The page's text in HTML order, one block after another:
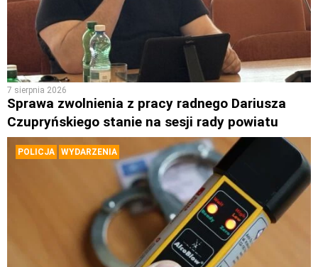
7 sierpnia 2026
Sprawa zwolnienia z pracy radnego Dariusza
Czupryńskiego stanie na sesji rady powiatu
POLICJA WYDARZENIA